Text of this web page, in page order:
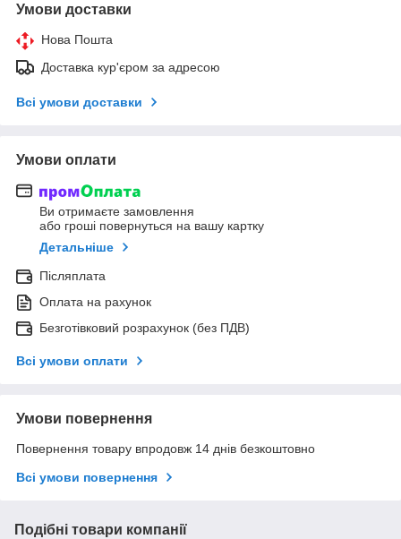
Умови доставки
Нова Пошта
Доставка кур'єром за адресою
Всі умови доставки
Умови оплати
Ви отримаєте замовлення
або гроші повернуться на вашу картку
Детальніше
Післяплата
Оплата на рахунок
Безготівковий розрахунок (без ПДВ)
Всі умови оплати
Умови повернення
Повернення товару впродовж 14 днів безкоштовно
Всі умови повернення
Подібні товари компанії